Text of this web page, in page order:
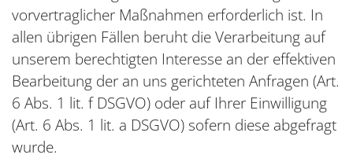
vorvertraglicher Maßnahmen erforderlich ist. In
allen übrigen Fällen beruht die Verarbeitung auf
unserem berechtigten Interesse an der effektiven
Bearbeitung der an uns gerichteten Anfragen (Art.
6 Abs. 1 lit. f DSGVO) oder auf Ihrer Einwilligung
(Art. 6 Abs. 1 lit. a DSGVO) sofern diese abgefragt
wurde.